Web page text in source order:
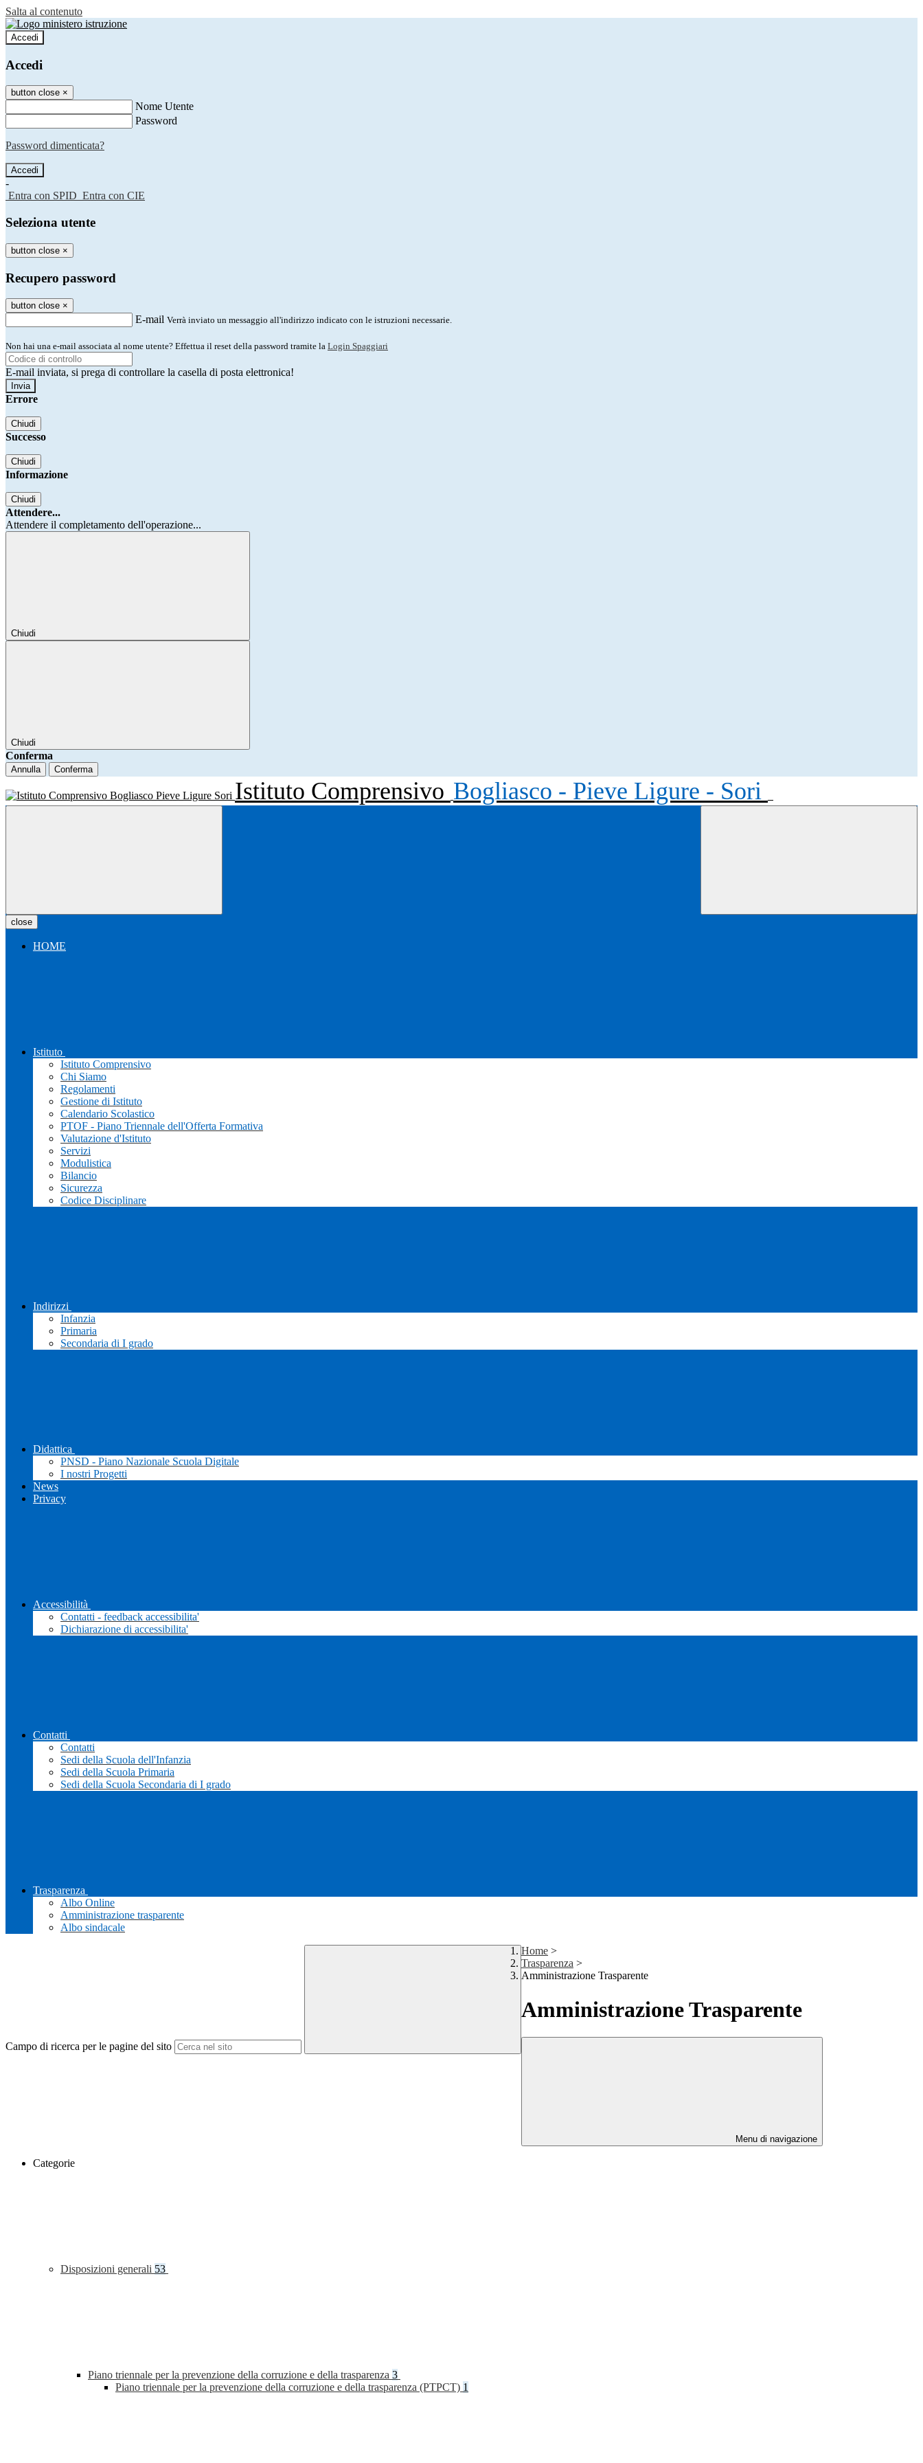
Salta al contenuto
Accedi
Accedi
button close ×
Nome Utente
Password
Password dimenticata?
-
Entra con SPID Entra con CIE
Seleziona utente
button close ×
Recupero password
button close ×
E-mail Verrà inviato un messaggio all'indirizzo indicato con le istruzioni necessarie.
Non hai una e-mail associata al nome utente? Effettua il reset della password tramite la Login Spaggiari
E-mail inviata, si prega di controllare la casella di posta elettronica!
Errore
Chiudi
Successo
Chiudi
Informazione
Chiudi
Attendere...
Attendere il completamento dell'operazione...
Chiudi
Chiudi
Conferma
Annulla Conferma
Istituto Comprensivo Bogliasco - Pieve Ligure - Sori
close
HOME
Istituto
Istituto Comprensivo
Chi Siamo
Regolamenti
Gestione di Istituto
Calendario Scolastico
PTOF - Piano Triennale dell'Offerta Formativa
Valutazione d'Istituto
Servizi
Modulistica
Bilancio
Sicurezza
Codice Disciplinare
Indirizzi
Infanzia
Primaria
Secondaria di I grado
Didattica
PNSD - Piano Nazionale Scuola Digitale
I nostri Progetti
News
Privacy
Accessibilità
Contatti - feedback accessibilita'
Dichiarazione di accessibilita'
Contatti
Contatti
Sedi della Scuola dell'Infanzia
Sedi della Scuola Primaria
Sedi della Scuola Secondaria di I grado
Trasparenza
Albo Online
Amministrazione trasparente
Albo sindacale
Campo di ricerca per le pagine del sito
Home >
Trasparenza >
Amministrazione Trasparente
Amministrazione Trasparente
Menu di navigazione
Categorie
Disposizioni generali 53
Piano triennale per la prevenzione della corruzione e della trasparenza 3
Piano triennale per la prevenzione della corruzione e della trasparenza (PTPCT) 1